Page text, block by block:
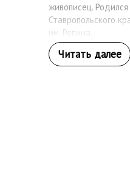
живописец.
Ставропольского
им. Репина.